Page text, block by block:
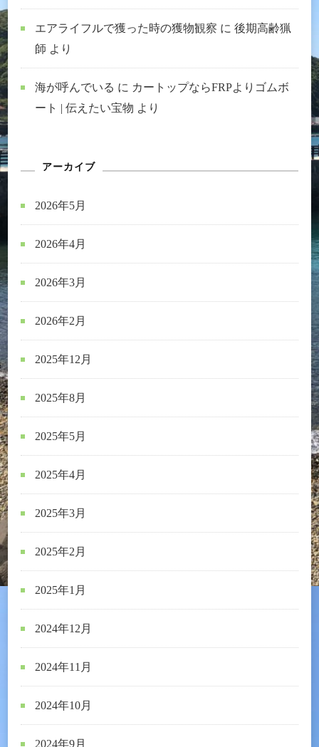
エアライフルで獲った時の獲物観察 に 後期高齢猟
師 より
海が呼んでいる に カートップならFRPよりゴムボ
ート | 伝えたい宝物 より
アーカイブ
2026年5月
2026年4月
2026年3月
2026年2月
2025年12月
2025年8月
2025年5月
2025年4月
2025年3月
2025年2月
2025年1月
2024年12月
2024年11月
2024年10月
2024年9月